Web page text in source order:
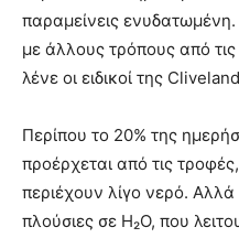
παραμείνεις
με άλλους τρόπους από
λένε οι ειδικοί της
Περίπου το 20% της
προέρχεται από τις
περιέχουν λίγο νερό. Αλλά
πλούσιες σε H₂O, που